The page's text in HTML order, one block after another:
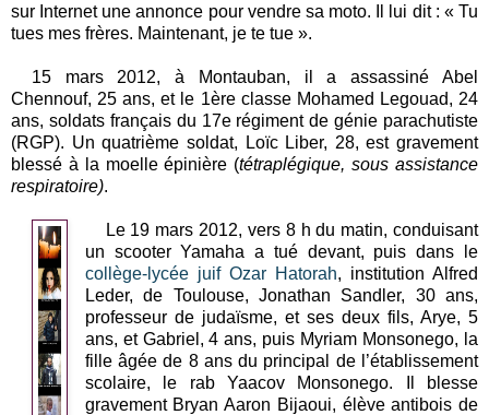
sur Internet une annonce pour vendre sa moto. Il lui dit : « Tu
tues mes frères. Maintenant, je te tue ».
15 mars 2012, à Montauban, il a assassiné Abel
Chennouf, 25 ans, et le 1ère classe Mohamed Legouad, 24
ans, soldats français du 17e régiment de génie parachutiste
(RGP). Un quatrième soldat, Loïc Liber, 28, est gravement
blessé à la moelle épinière (tétraplégique, sous assistance
respiratoire).
Le 19 mars 2012, vers 8 h du matin, conduisant
un scooter Yamaha a tué devant, puis dans le
collège-lycée juif Ozar Hatorah, institution Alfred
Leder, de Toulouse, Jonathan Sandler, 30 ans,
professeur de judaïsme, et ses deux fils, Arye, 5
ans, et Gabriel, 4 ans, puis Myriam Monsonego, la
fille âgée de 8 ans du principal de l’établissement
scolaire, le rab Yaacov Monsonego. Il blesse
gravement Bryan Aaron Bijaoui, élève antibois de